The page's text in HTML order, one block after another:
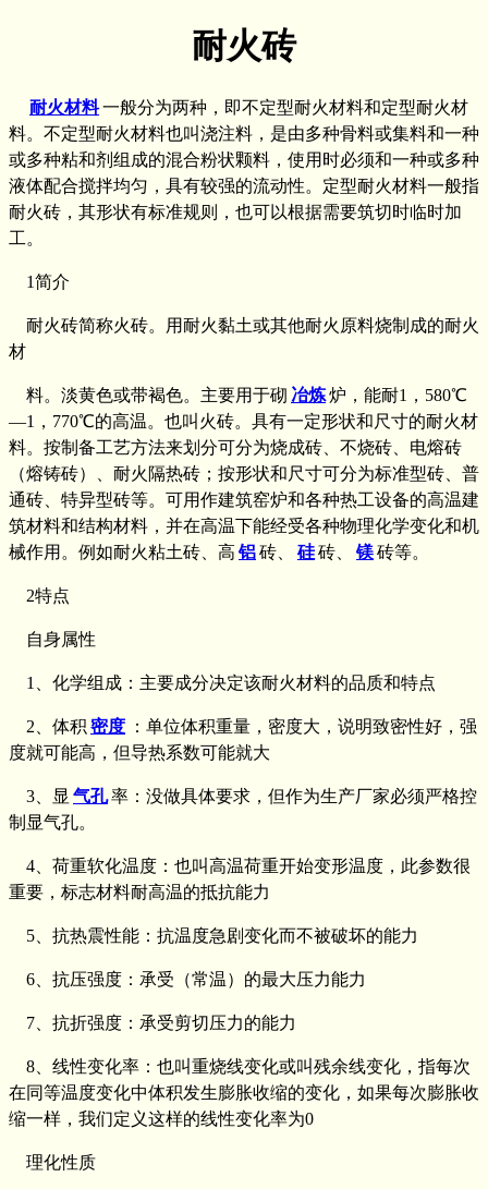
耐火砖
耐火材料一般分为两种，即不定型耐火材料和定型耐火材
料。不定型耐火材料也叫浇注料，是由多种骨料或集料和一种
或多种粘和剂组成的混合粉状颗料，使用时必须和一种或多种
液体配合搅拌均匀，具有较强的流动性。定型耐火材料一般指
耐火砖，其形状有标准规则，也可以根据需要筑切时临时加
工。
1简介
耐火砖简称火砖。用耐火黏土或其他耐火原料烧制成的耐火
材
料。淡黄色或带褐色。主要用于砌 冶炼炉，能耐1，580℃
—1，770℃的高温。也叫火砖。具有一定形状和尺寸的耐火材
料。按制备工艺方法来划分可分为烧成砖、不烧砖、电熔砖
（熔铸砖）、耐火隔热砖；按形状和尺寸可分为标准型砖、普
通砖、特异型砖等。可用作建筑窑炉和各种热工设备的高温建
筑材料和结构材料，并在高温下能经受各种物理化学变化和机
械作用。例如耐火粘土砖、高 铝砖、 硅砖、 镁砖等。
2特点
自身属性
1、化学组成：主要成分决定该耐火材料的品质和特点
2、体积 密度 ：单位体积重量，密度大，说明致密性好，强
度就可能高，但导热系数可能就大
3、显 气孔率：没做具体要求，但作为生产厂家必须严格控
制显气孔。
4、荷重软化温度：也叫高温荷重开始变形温度，此参数很
重要，标志材料耐高温的抵抗能力
5、抗热震性能：抗温度急剧变化而不被破坏的能力
6、抗压强度：承受（常温）的最大压力能力
7、抗折强度：承受剪切压力的能力
8、线性变化率：也叫重烧线变化或叫残余线变化，指每次
在同等温度变化中体积发生膨胀收缩的变化，如果每次膨胀收
缩一样，我们定义这样的线性变化率为0
理化性质